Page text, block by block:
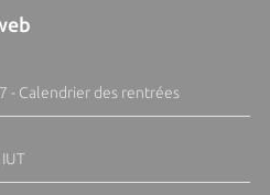
- Calendrier des rentrées